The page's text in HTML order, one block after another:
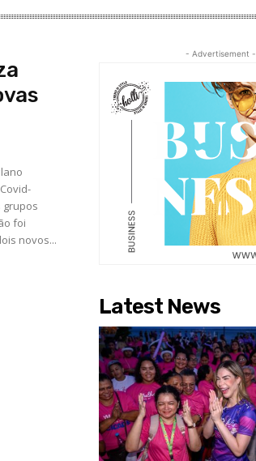
grupos
foi
Com esses dois novos...
- Advertisement -
Latest News